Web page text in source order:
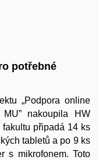
potřebné
„Podpora online
nakoupila HW
připadá 14 ks
tabletů a po 9 ks
s mikrofonem. Toto